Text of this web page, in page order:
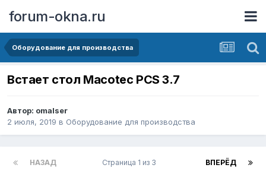
forum-okna.ru
Оборудование для производства
Встает стол Macotec PCS 3.7
Автор: omalser
2 июля, 2019 в Оборудование для производства
НАЗАД ВПЕРЁД
Страница 1 из 3